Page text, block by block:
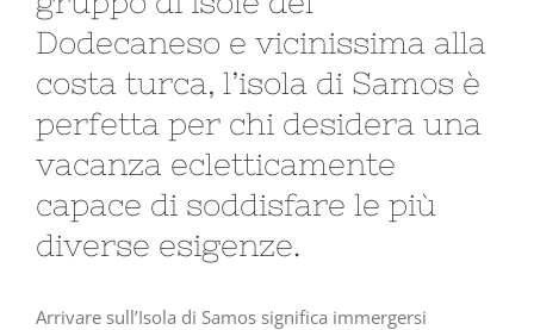
Dodecaneso e vicinissima alla
costa turca, l’isola di Samos è
perfetta per chi desidera una
vacanza ecletticamente
capace di soddisfare le più
diverse esigenze.
Arrivare sull’Isola di Samos significa immergersi